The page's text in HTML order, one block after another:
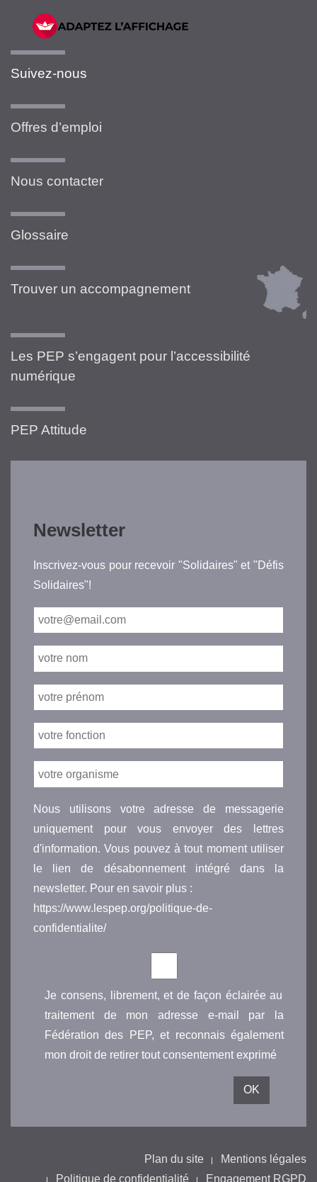
Suivez-nous
Offres d’emploi
Nous contacter
Glossaire
Trouver un accompagnement
Les PEP s’engagent pour l’accessibilité
numérique
PEP Attitude
Newsletter
Inscrivez-vous pour recevoir "Solidaires" et "Défis
Solidaires"!
Nous utilisons votre adresse de messagerie
uniquement pour vous envoyer des lettres
d'information. Vous pouvez à tout moment utiliser
le lien de désabonnement intégré dans la
newsletter. Pour en savoir plus :
https://www.lespep.org/politique-de-
confidentialite/
Je consens, librement, et de façon éclairée au
traitement de mon adresse e-mail par la
Fédération des PEP, et reconnais également
mon droit de retirer tout consentement exprimé
Plan du site
Mentions légales
Politique de confidentialité
Engagement RGPD